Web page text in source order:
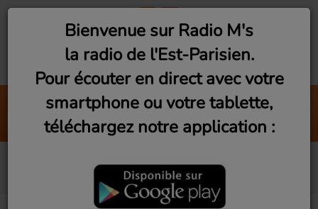
Against All Odds (Take a Look at
Phil Collins
Bienvenue sur Radio M's
la radio de l'Est-Parisien.
Pour écouter en direct avec votre
smartphone ou votre tablette,
téléchargez notre application :